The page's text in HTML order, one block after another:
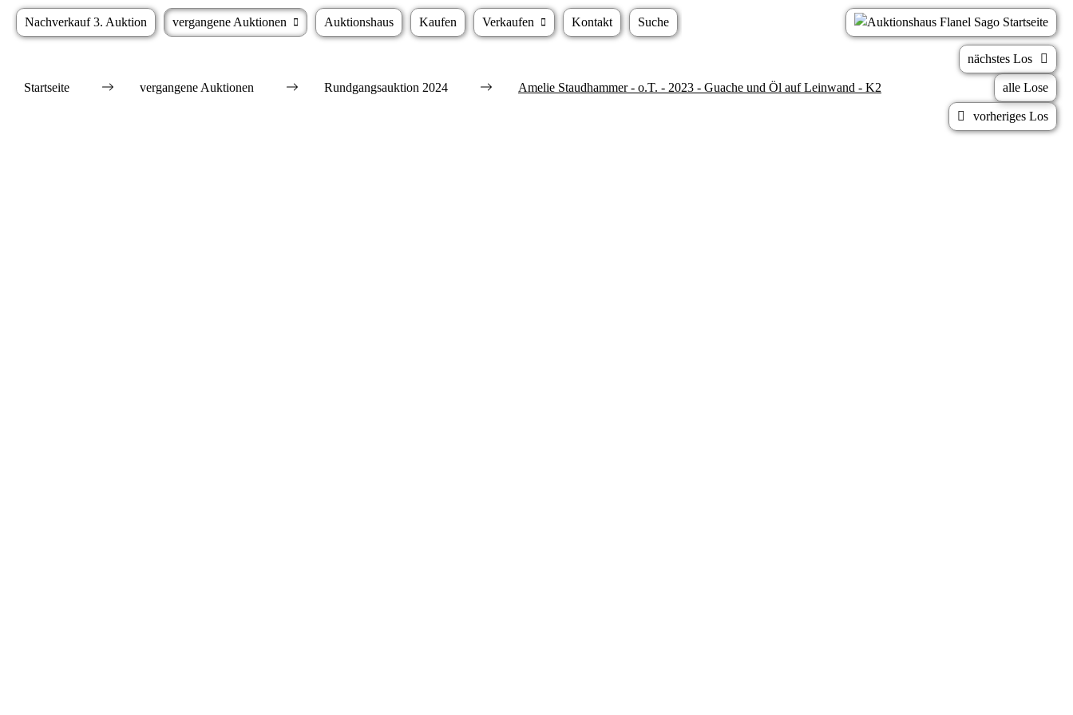
Nachverkauf 3. Auktion vergangene Auktionen Auktionshaus Kaufen Verkaufen Kontakt Suche
Startseite vergangene Auktionen Rundgangsauktion 2024 Amelie Staudhammer - o.T. - 2023 - Guache und Öl auf Leinwand - K2
nächstes Los
alle Lose
vorheriges Los